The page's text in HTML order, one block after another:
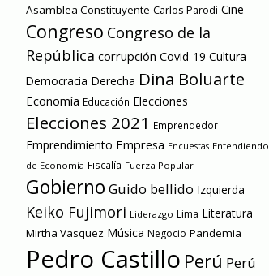
Asamblea Constituyente Carlos Parodi Cine
Congreso Congreso de la
República corrupción Covid-19 Cultura
Democracia Derecha Dina Boluarte
Economía Educación Elecciones
Elecciones 2021 Emprendedor
Emprendimiento Empresa Encuestas Entendiendo
de Economía Fiscalía Fuerza Popular
Gobierno Guido bellido Izquierda
Keiko Fujimori Liderazgo Lima Literatura
Mirtha Vasquez Música Negocio Pandemia
Pedro Castillo Perú Perú